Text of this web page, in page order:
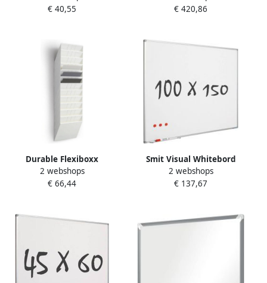
Magnetische sluiting
€ 40,55
aluminium frame 120 x 90
€ 420,86
Durable Flexiboxx
folderhouder 104 5 x 34 8 x
9 5 cm Wit 12 liggende A4
2 webshops
€ 66,44
Smit Visual Whitebord
100x150 cm Softline profiel
8mm gelakt staal wit
2 webshops
€ 137,67